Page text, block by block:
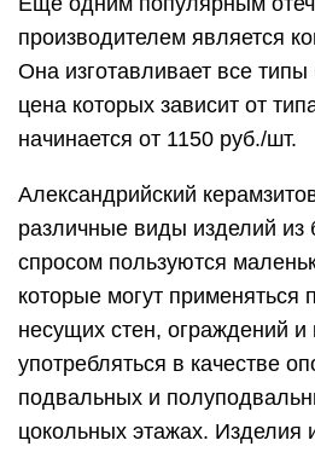
производителем является
Она изготавливает все
цена которых зависит от
начинается от 1150 руб./шт.
Александрийский
различные виды изделий
спросом пользуются
которые могут применяться
несущих стен, ограждений и
употребляться в качестве
подвальных и
цокольных этажах. Изделия